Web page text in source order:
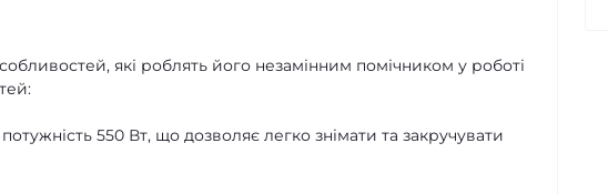
які роблять його незамінним помічником у роботі
550 Вт, що дозволяє легко знімати та закручувати